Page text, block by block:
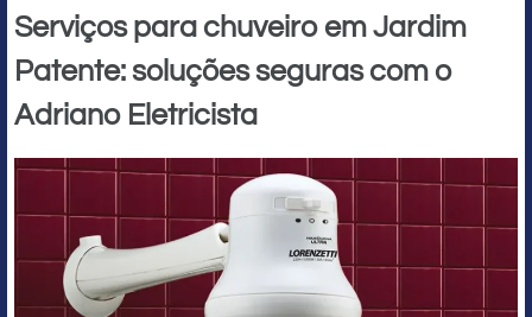
Serviços para chuveiro em Jardim
Patente: soluções seguras com o
Adriano Eletricista